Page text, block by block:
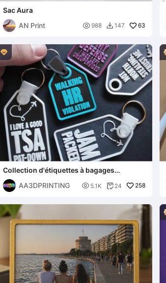
Sac Aura
AN Print
 988  147 63

Collection d'étiquettes à bagages
originales - Indispensables de voyage 🏷️
AA3DPRINTING
 5.1K  24 258